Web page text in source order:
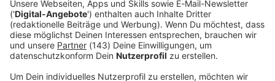
Die größte Rock'n'Roll-Band der Welt kommt ENDLICH
in unsere Rock City - natürlich präsentiert von ROCK
ANTENNE!